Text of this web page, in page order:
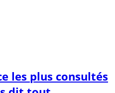
les plus consultés